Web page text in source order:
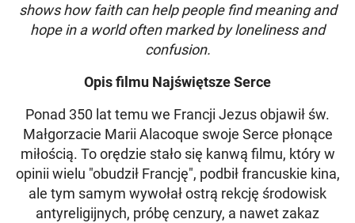
shows how faith can help people find meaning and
hope in a world often marked by loneliness and
confusion.
Opis filmu Najświętsze Serce
Ponad 350 lat temu we Francji Jezus objawił św.
Małgorzacie Marii Alacoque swoje Serce płonące
miłością. To orędzie stało się kanwą filmu, który w
opinii wielu "obudził Francję", podbił francuskie kina,
ale tym samym wywołał ostrą rekcję środowisk
antyreligijnych, próbę cenzury, a nawet zakaz